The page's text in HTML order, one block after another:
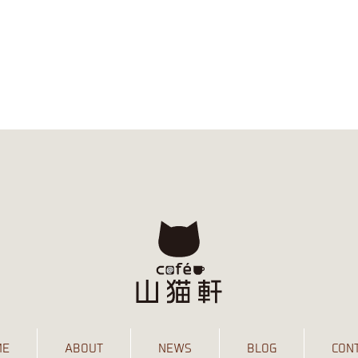
ABOUT NEWS BLOG